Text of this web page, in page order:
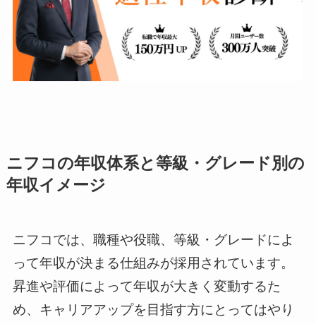
ニフコの年収体系と等級・グレード別の
年収イメージ
ニフコでは、職種や役職、等級・グレードによ
って年収が決まる仕組みが採用されています。
昇進や評価によって年収が大きく変動するた
め、キャリアアップを目指す方にとってはやり